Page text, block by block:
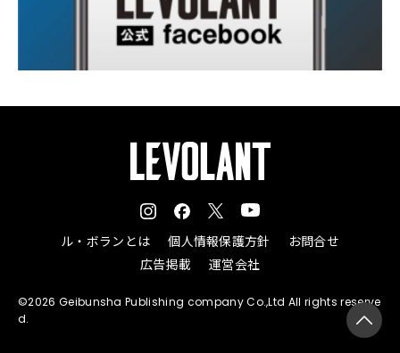
ル・ボランとは 個人情報保護方針
お問合せ
広告掲載
運営会社
©2026 Geibunsha Publishing company Co.,Ltd All rights reserve
d.